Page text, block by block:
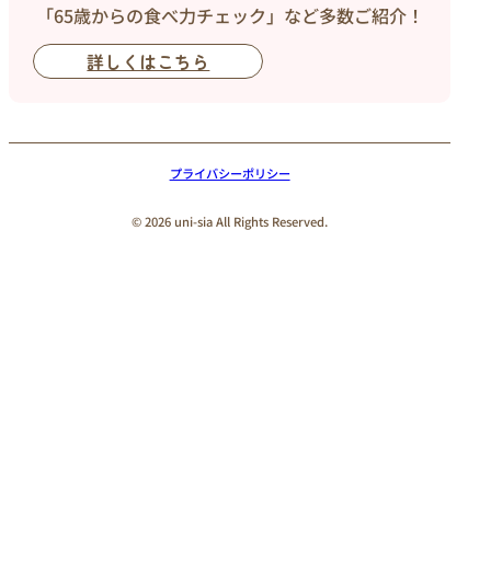
「65歳からの食べ力チェック」など多数ご紹介！
詳しくはこちら
プライバシーポリシー
© 2026 uni-sia All Rights Reserved.